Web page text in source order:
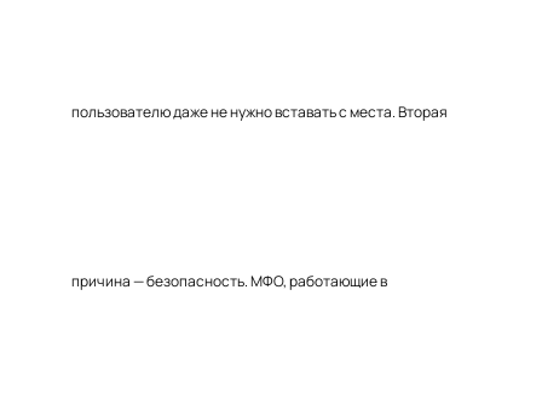
пользователю даже не нужно вставать с места. Вторая
причина — безопасность. МФО, работающие в